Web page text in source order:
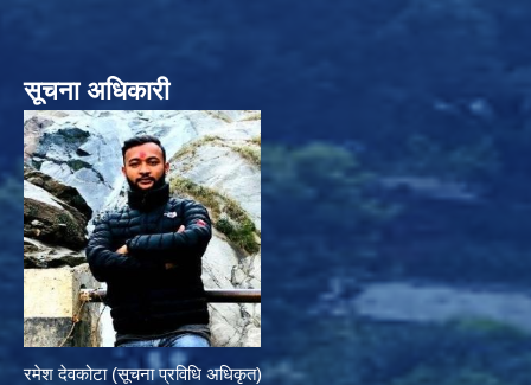
सूचना अधिकारी
रमेश देवकोटा (सूचना प्रविधि अधिकृत)